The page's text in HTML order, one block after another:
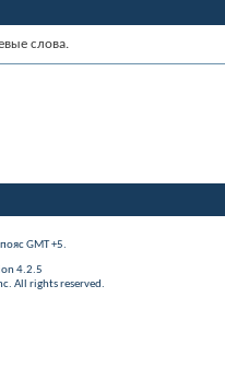
слова.
GMT +5.
4.2.5
All rights reserved.